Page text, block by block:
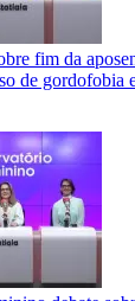
fim da
de gordofobia